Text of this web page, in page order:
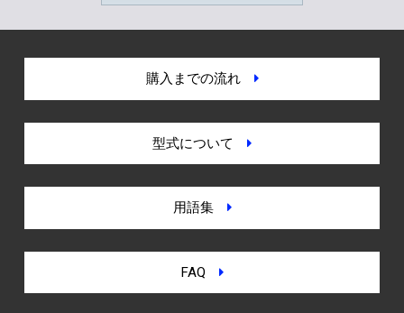
購入までの流れ
型式について
用語集
FAQ